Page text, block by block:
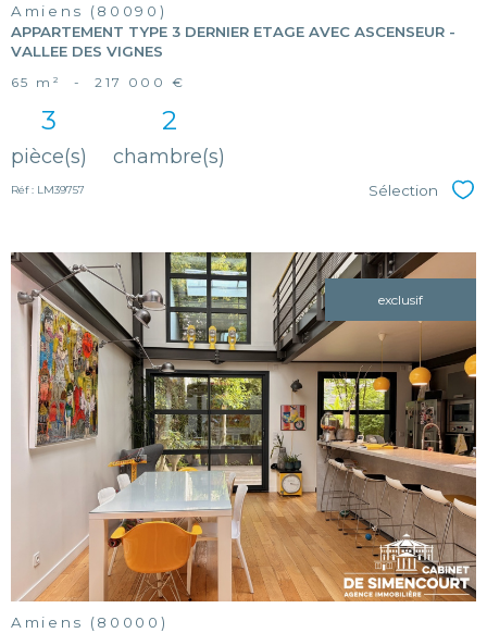
Amiens (80090)
APPARTEMENT TYPE 3 DERNIER ETAGE AVEC ASCENSEUR -
VALLEE DES VIGNES
65 m² - 217 000 €
3
pièce(s)
2
chambre(s)
Réf : LM39757 Sélection
exclusif
voir le
bien
Amiens (80000)